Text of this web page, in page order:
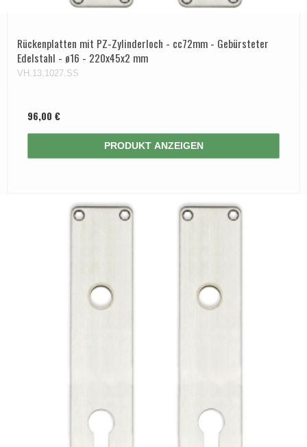
Rückenplatten mit PZ-Zylinderloch - cc72mm - Gebürsteter
Edelstahl - ø16 - 220x45x2 mm
VH.13.1027.SS
96,00 €
PRODUKT ANZEIGEN